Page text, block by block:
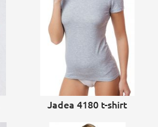
Jadea 4180 t-shirt